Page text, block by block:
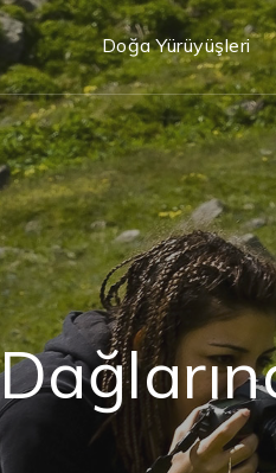
Doğa Yürüyüşleri